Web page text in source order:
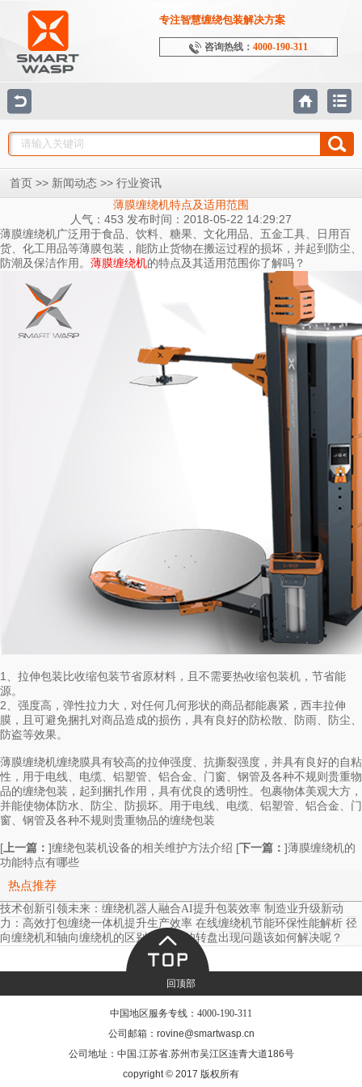
专注智慧缠绕包装解决方案
咨询热线： 4000-190-311
首页 >> 新闻动态 >> 行业资讯
薄膜缠绕机特点及适用范围
人气：453 发布时间：2018-05-22 14:29:27
薄膜缠绕机广泛用于食品、饮料、糖果、文化用品、五金工具、日用百
货、化工用品等薄膜包装，能防止货物在搬运过程的损坏，并起到防尘、
防潮及保洁作用。 薄膜缠绕机的特点及其适用范围你了解吗？
1、拉伸包装比收缩包装节省原材料，且不需要热收缩包装机，节省能
源。
2、强度高，弹性拉力大，对任何几何形状的商品都能裹紧，西丰拉伸
膜，且可避免捆扎对商品造成的损伤，具有良好的防松散、防雨、防尘、
防盗等效果。
薄膜缠绕机缠绕膜具有较高的拉伸强度、抗撕裂强度，并具有良好的自粘
性，用于电线、电缆、铝塑管、铝合金、门窗、钢管及各种不规则贵重物
品的缠绕包装，起到捆扎作用，具有优良的透明性。包裹物体美观大方，
并能使物体防水、防尘、防损坏。用于电线、电缆、铝塑管、铝合金、门
窗、钢管及各种不规则贵重物品的缠绕包装
[ 上一篇： ]缠绕包装机设备的相关维护方法介绍 [下一篇： ]薄膜缠绕机的
功能特点有哪些
热点推荐
技术创新引领未来：缠绕机器人融合AI提升包装效率 制造业升级新动
力：高效打包缠绕一体机提升生产效率 在线缠绕机节能环保性能解析 径
向缠绕机和轴向缠绕机的区别
缠绕机的转盘出现问题该如何解决呢？
回顶部
中国地区服务专线： 4000-190-311
公司邮箱：rovine@smartwasp.cn
公司地址：中国.江苏省.苏州市吴江区连青大道186号
copyright © 2017 版权所有